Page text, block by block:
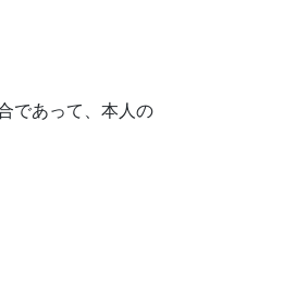
であって、本人の